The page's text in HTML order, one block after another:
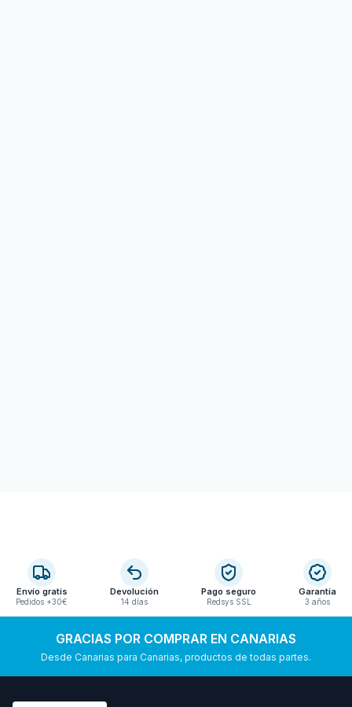
Envío gratis
Pedidos +30€
Devolución
14 días
Pago seguro
Redsys SSL
Garantía
3 años
GRACIAS POR COMPRAR EN CANARIAS
Desde Canarias para Canarias, productos de todas partes.